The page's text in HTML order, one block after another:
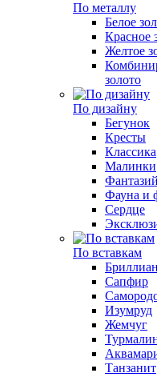
По металлу
Белое
Красное
Желтое
золото
По дизайну
Бегунок
Кресты
Классика
Малинки
Фауна и
Сердце
По вставкам
Сапфир
Изумруд
Жемчуг
Танзанит